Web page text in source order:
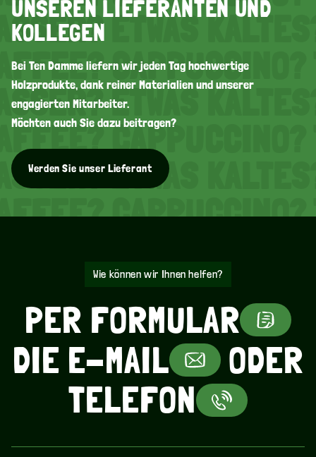
ETWAS
ETWAS
ETWAS
ETWAS
ETWAS
UNSEREN LIEFERANTEN UND
KOLLEGEN
Bei Ten Damme liefern wir jeden Tag hochwertige
Holzprodukte, dank reiner Materialien und unserer
engagierten Mitarbeiter.
Möchten auch Sie dazu beitragen?
Werden Sie unser Lieferant
Wie können wir Ihnen helfen?
PER FORMULAR
DIE E-MAIL
ODER
TELEFON